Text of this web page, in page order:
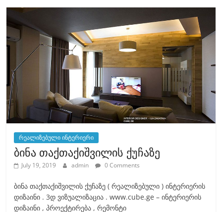
b
o
o
k
d
n
რეალიზებული ინტერიერი
ბინა თაქთაქიშვილის ქუჩაზე
July 19, 2019 admin 0 Comments
ბინა თაქთაქიშვილის ქუჩაზე ( რეალიზებული ) ინტერიერის
დიზაინი . 3დ ვიზუალიზაცია . www.cube.ge – ინტერიერის
დიზაინი , პროექტირება , რემონტი